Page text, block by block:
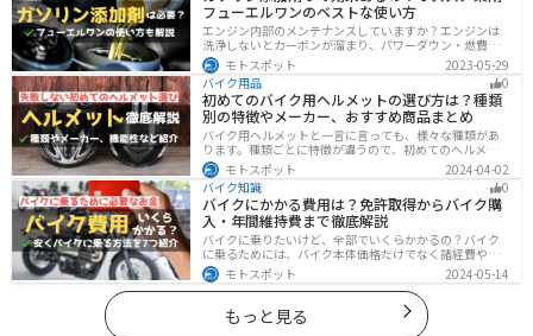
フューエルワンのベストな使い方
エンジン内部のメンテナンスしていますか？エンジンは
洗浄しないとカーボンが溜まり、パワーダウン・燃費の
悪化、燃焼以上、エンジンの焼き付きなどのトラブルの
原因になります。定期的にガソリン添加剤を入れてエン
ジン内部も綺麗にしましょう。
モトスポット
2023-05-29
バイク用品
0
初めてのバイク用ヘルメットの選び方は？種類
別の特徴やメーカー、おすすめ商品まとめ
バイク用ヘルメットと一言に言っても、様々な種類があ
ります。種類ごとに特徴が違うので、初めてのヘルメッ
ト選びで失敗しないように、しっかりと理解して選ぶよ
うにしましょう。この記事では、特徴やメリットデメリ
ット、有名メーカーなど初心者が知っておくべきことを
まとめました。
モトスポット
2024-04-02
バイク知識
0
バイクにかかる費用は？免許取得からバイク購
入・年間維持費まで徹底解説
バイクに乗りたいけど、全部でいくらかかるの？バイク
に乗るためには、バイク本体価格だけでなく諸経費や税
金、免許取得費用、ライディングギア、メンテナンス
代、駐車場代などの年間維持費もかかります。この記事
ではバイクに乗るための全ての費用をまとめました。ま
た、できるだけ安く抑えるコツも紹介するので参考にし
て下さい。
モトスポット 2024-05-14
もっと見る